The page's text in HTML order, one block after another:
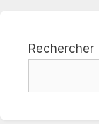
Rechercher